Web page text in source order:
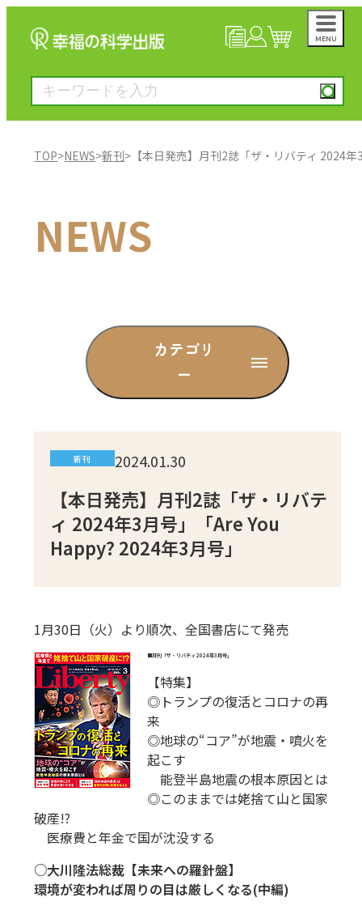
MENU
一般書
雑誌
CD
DVD・ブルーレイ
雑貨
外国語
TOP>NEWS>新刊> 【本日発売】月刊2誌「ザ・リバティ 2024
NEWS
カテゴリ
ー
新刊 2024.01.30
【本日発売】月刊2誌「ザ・リバテ
ィ 2024年3月号」「Are You
Happy? 2024年3月号」
1月30日（火）より順次、全国書店にて発売
■月刊「ザ・リバティ 2024年3月号」
【特集】
◎トランプの復活とコロナの再
来
◎地球の“コア”が地震・噴火を
起こす
能登半島地震の根本原因とは
◎このままでは姥捨て山と国家
破産!?
医療費と年金で国が沈没する
○大川隆法総裁【未来への羅針盤】
環境が変われば周りの目は厳しくなる(中編)